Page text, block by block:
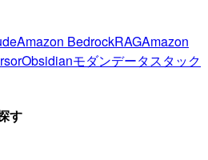
Amazon BedrockRAGAmazon
Obsidianモダンデータスタック
す